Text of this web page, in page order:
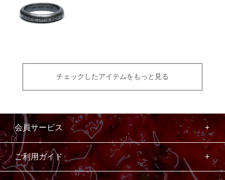
チェックしたアイテムをもっと見る
会員サービス
ご利用ガイド